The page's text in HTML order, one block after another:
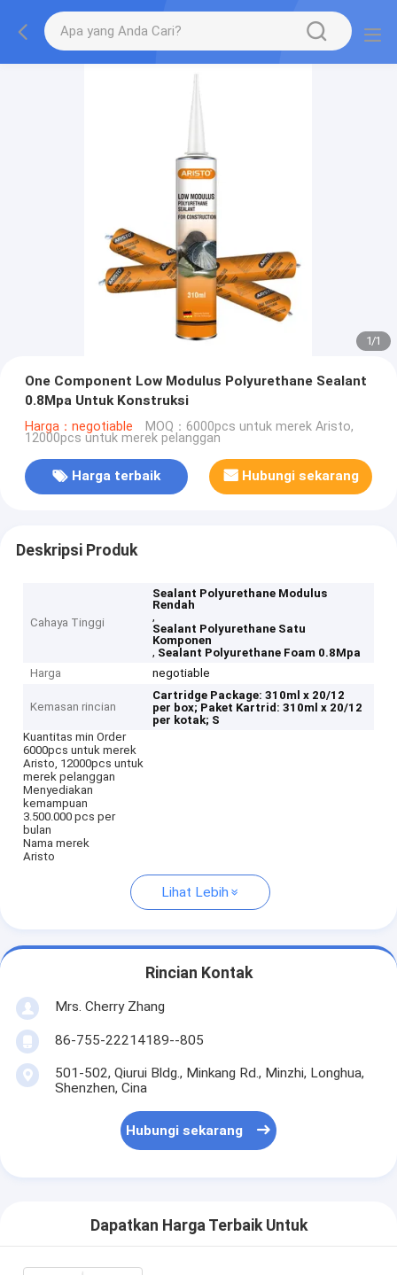
1/1
One Component Low Modulus Polyurethane Sealant
0.8Mpa Untuk Konstruksi
Harga：negotiable MOQ：6000pcs untuk merek Aristo,
12000pcs untuk merek pelanggan
Harga terbaik Hubungi sekarang
Deskripsi Produk
Cahaya Tinggi
Sealant Polyurethane Modulus
Rendah
,
Sealant Polyurethane Satu
Komponen
, Sealant Polyurethane Foam 0.8Mpa
Harga
negotiable
Kemasan rincian
Cartridge Package: 310ml x 20/12
per box; Paket Kartrid: 310ml x 20/12
per kotak; S
Kuantitas min Order
6000pcs untuk merek
Aristo, 12000pcs untuk
merek pelanggan
Menyediakan
kemampuan
3.500.000 pcs per
bulan
Nama merek
Aristo
Lihat Lebih
Rincian Kontak
Mrs. Cherry Zhang
86-755-22214189--805
501-502, Qiurui Bldg., Minkang Rd., Minzhi, Longhua,
Shenzhen, Cina
Hubungi sekarang
Dapatkan Harga Terbaik Untuk